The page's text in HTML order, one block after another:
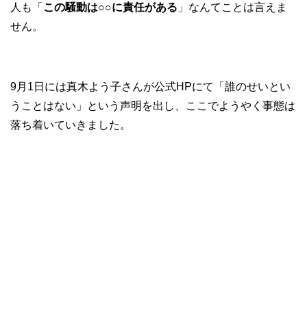
人も「 この騒動は○○に責任がある 」なんてことは言えま
せん。
9月1日には真木よう子さんが公式HPにて「誰のせいとい
うことはない」という声明を出し、ここでようやく事態は
落ち着いていきました。